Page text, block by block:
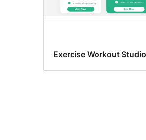
Exercise Workout Studio